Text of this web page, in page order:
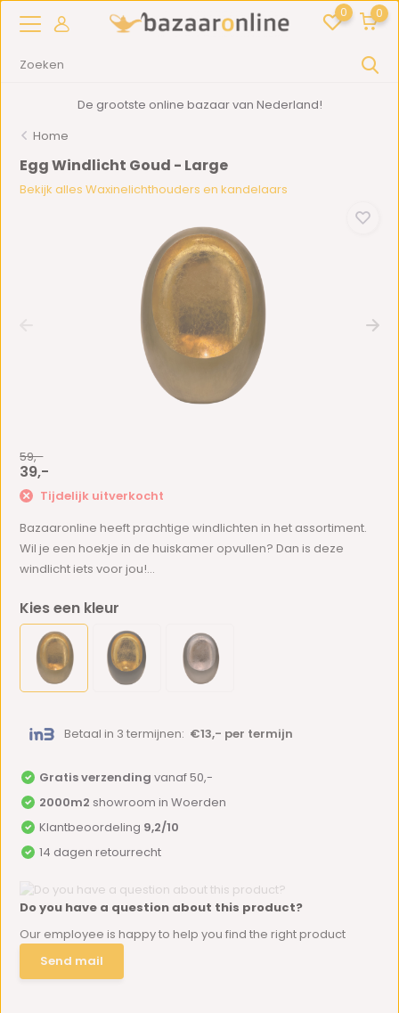
0 0
De grootste online bazaar van Nederland!
Home
Egg Windlicht Goud - Large
Bekijk alles Waxinelichthouders en kandelaars
59,-
39,-
Tijdelijk uitverkocht
Bazaaronline heeft prachtige windlichten in het assortiment.
Wil je een hoekje in de huiskamer opvullen? Dan is deze
windlicht iets voor jou!...
Kies een kleur
Betaal in 3 termijnen: €13,- per termijn
Gratis verzending vanaf 50,-
2000m2 showroom in Woerden
Klantbeoordeling 9,2/10
14 dagen retourrecht
Do you have a question about this product?
Our employee is happy to help you find the right product
Send mail